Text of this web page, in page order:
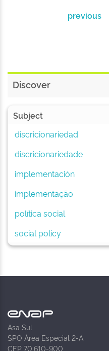
previous
Discover
Subject
discricionariedad
discricionariedade
implementación
implementação
política social
social policy
Asa Sul
SPO Área Especial 2-A
CEP 70.610-900